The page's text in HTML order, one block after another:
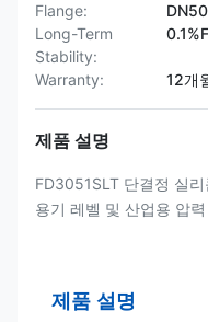
Flange:
Long-Term
Stability:
Warranty: 12개
제품 설명
FD3051SLT 단결정 실
용기 레벨 및 산업용 압
제품 설명